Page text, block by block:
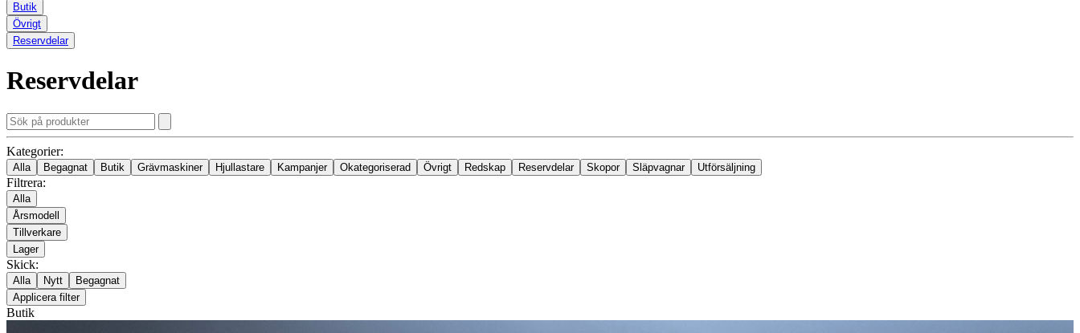
Butik
Övrigt
Reservdelar
Reservdelar
Kategorier:
Alla Begagnat Butik Grävmaskiner Hjullastare Kampanjer Okategoriserad Övrigt Redskap Reservdelar Skopor Släpvagnar Utförsäljning
Filtrera:
Alla
Årsmodell
Tillverkare
Lager
Skick:
Alla Nytt
Begagnat
Applicera filter
Butik